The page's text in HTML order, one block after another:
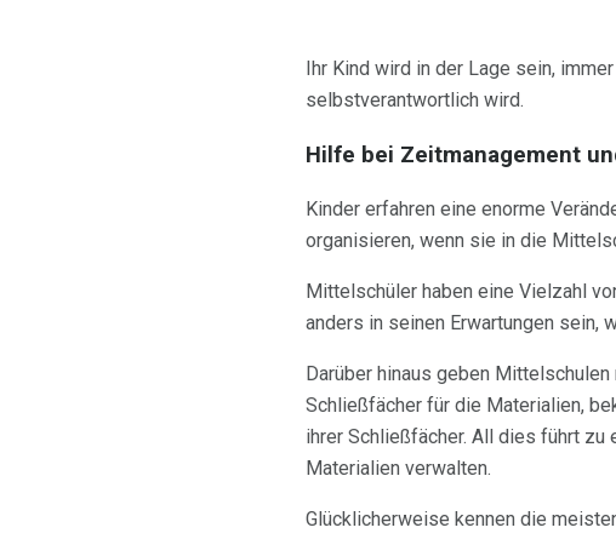
Ihr Kind wird in der Lage sein,
selbstverantwortlich wird.
Hilfe bei Zeitmanagement
Kinder erfahren eine enorme
organisieren, wenn sie in die
Mittelschüler haben eine Vielzahl
anders in seinen Erwartungen sein,
Darüber hinaus geben Mittelschulen
Schließfächer für die Materialien,
ihrer Schließfächer. All dies führt
Materialien verwalten.
Glücklicherweise kennen die